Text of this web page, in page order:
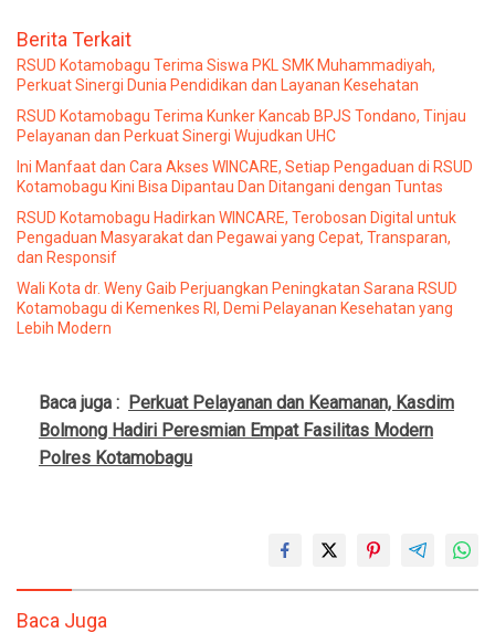
Berita Terkait
RSUD Kotamobagu Terima Siswa PKL SMK Muhammadiyah,
Perkuat Sinergi Dunia Pendidikan dan Layanan Kesehatan
RSUD Kotamobagu Terima Kunker Kancab BPJS Tondano, Tinjau
Pelayanan dan Perkuat Sinergi Wujudkan UHC
Ini Manfaat dan Cara Akses WINCARE, Setiap Pengaduan di RSUD
Kotamobagu Kini Bisa Dipantau Dan Ditangani dengan Tuntas
RSUD Kotamobagu Hadirkan WINCARE, Terobosan Digital untuk
Pengaduan Masyarakat dan Pegawai yang Cepat, Transparan,
dan Responsif
Wali Kota dr. Weny Gaib Perjuangkan Peningkatan Sarana RSUD
Kotamobagu di Kemenkes RI, Demi Pelayanan Kesehatan yang
Lebih Modern
Baca juga : Perkuat Pelayanan dan Keamanan, Kasdim
Bolmong Hadiri Peresmian Empat Fasilitas Modern
Polres Kotamobagu
Baca Juga